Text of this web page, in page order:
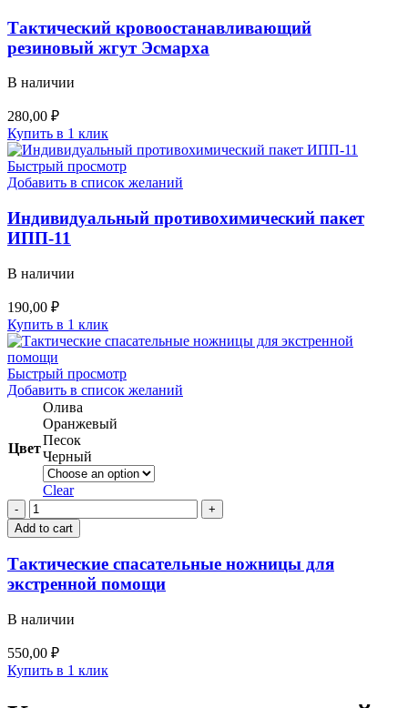
Тактический кровоостанавливающий
резиновый жгут Эсмарха
В наличии
280,00 ₽
Купить в 1 клик
Быстрый просмотр
Добавить в список желаний
Индивидуальный противохимический пакет
ИПП-11
В наличии
190,00 ₽
Купить в 1 клик
Быстрый просмотр
Добавить в список желаний
Цвет
Олива
Оранжевый
Песок
Черный
Clear
Тактические
спасательные
ножницы
экстренной
помощи
Add to cart
Тактические спасательные ножницы для
экстренной помощи
В наличии
550,00 ₽
Купить в 1 клик